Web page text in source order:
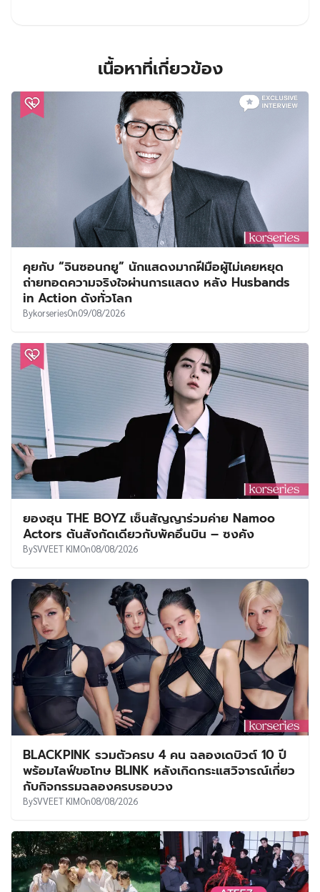
เนื้อหาที่เกี่ยวข้อง
คุยกับ “จินซอนกยู” นักแสดงมากฝีมือผู้ไม่เคยหยุด
ถ่ายทอดความจริงใจผ่านการแสดง หลัง Husbands
in Action ดังทั่วโลก
BykorseriesOn09/08/2026
ยองฮุน THE BOYZ เซ็นสัญญาร่วมค่าย Namoo
Actors ต้นสังกัดเดียวกับพัคอึนบิน – ซงคัง
BySVVEET KIMOn08/08/2026
BLACKPINK รวมตัวครบ 4 คน ฉลองเดบิวต์ 10 ปี
พร้อมไลฟ์ขอโทษ BLINK หลังเกิดกระแสวิจารณ์เกี่ยว
กับกิจกรรมฉลองครบรอบวง
BySVVEET KIMOn08/08/2026